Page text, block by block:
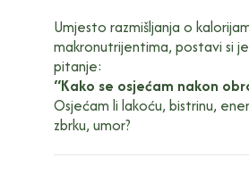
Umjesto razmišljanja o
makronutrijentima, postavi si
pitanje:
“Kako se osjećam nakon
Osjećam li lakoću, bistrinu,
zbrku, umor?